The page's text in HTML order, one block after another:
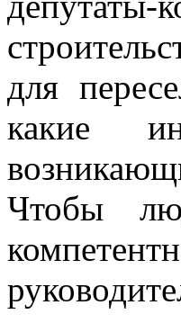
для
какие
Чтобы